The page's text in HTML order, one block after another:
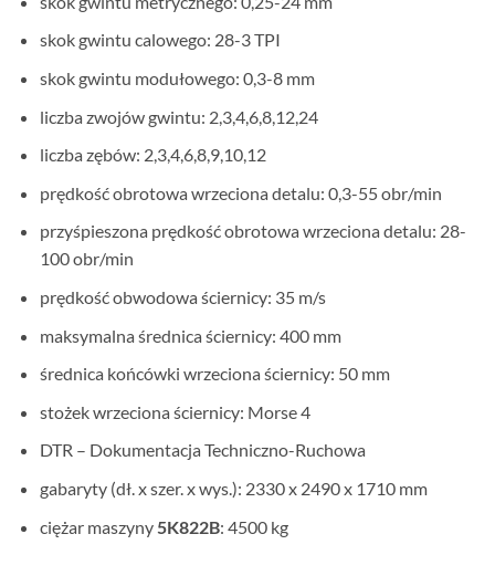
skok gwintu calowego: 28-3 TPI
skok gwintu modułowego: 0,3-8 mm
liczba zwojów gwintu: 2,3,4,6,8,12,24
liczba zębów: 2,3,4,6,8,9,10,12
prędkość obrotowa wrzeciona detalu: 0,3-55 obr/min
przyśpieszona prędkość obrotowa wrzeciona detalu: 28-
100 obr/min
prędkość obwodowa ściernicy: 35 m/s
maksymalna średnica ściernicy: 400 mm
średnica końcówki wrzeciona ściernicy: 50 mm
stożek wrzeciona ściernicy: Morse 4
DTR – Dokumentacja Techniczno-Ruchowa
gabaryty (dł. x szer. x wys.): 2330 x 2490 x 1710 mm
ciężar maszyny 5K822B: 4500 kg